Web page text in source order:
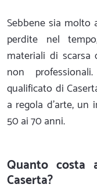
Sebbene sia molto
perdite nel
materiali di
non
qualificato di
a regola d'arte, un
50 ai 70 anni.
Quanto costa
Caserta?